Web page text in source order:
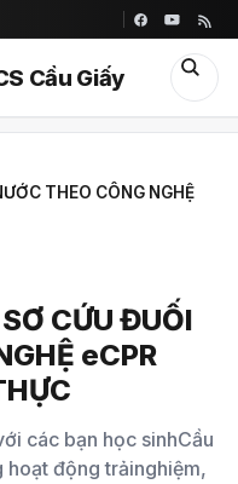
Cầu Giấy
THEO CÔNG NGHỆ
CỨU ĐUỐI
eCPR
các bạn học sinhCầu
hoạt động trảinghiệm,